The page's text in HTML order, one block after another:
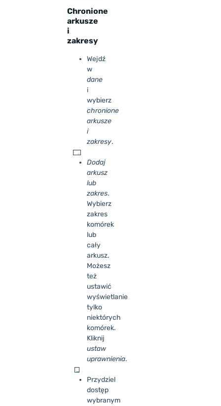
Chronione
arkusze
i
zakresy
Wejdź
w
dane
i
wybierz
chronione
arkusze
i
zakresy.
Dodaj
arkusz
lub
zakres.
Wybierz
zakres
komórek
lub
cały
arkusz.
Możesz
też
ustawić
wyświetlanie
tylko
niektórych
komórek.
Kliknij
ustaw
uprawnienia.
Przydziel
dostęp
wybranym